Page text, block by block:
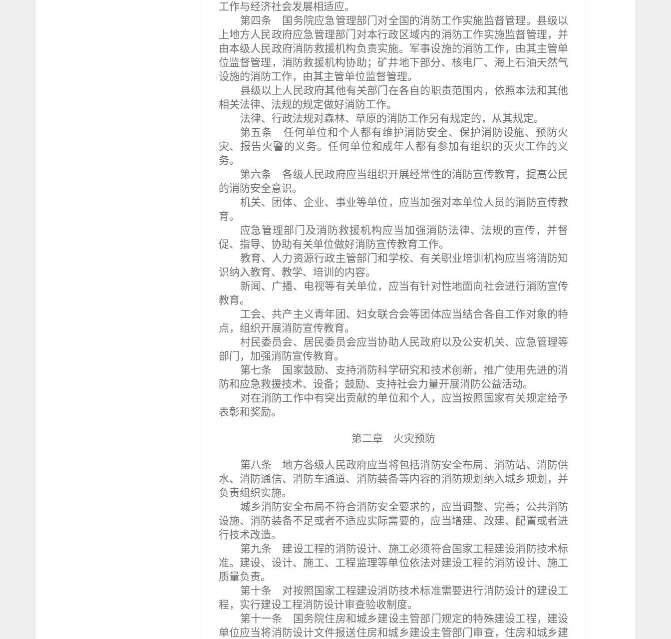
工作与经济社会发展相适应。
第四条 国务院应急管理部门对全国的消防工作实施监督管理。县级以
上地方人民政府应急管理部门对本行政区域内的消防工作实施监督管理，并
由本级人民政府消防救援机构负责实施。军事设施的消防工作，由其主管单
位监督管理，消防救援机构协助；矿井地下部分、核电厂、海上石油天然气
设施的消防工作，由其主管单位监督管理。
县级以上人民政府其他有关部门在各自的职责范围内，依照本法和其他
相关法律、法规的规定做好消防工作。
法律、行政法规对森林、草原的消防工作另有规定的，从其规定。
第五条 任何单位和个人都有维护消防安全、保护消防设施、预防火
灾、报告火警的义务。任何单位和成年人都有参加有组织的灭火工作的义
务。
第六条 各级人民政府应当组织开展经常性的消防宣传教育，提高公民
的消防安全意识。
机关、团体、企业、事业等单位，应当加强对本单位人员的消防宣传教
育。
应急管理部门及消防救援机构应当加强消防法律、法规的宣传，并督
促、指导、协助有关单位做好消防宣传教育工作。
教育、人力资源行政主管部门和学校、有关职业培训机构应当将消防知
识纳入教育、教学、培训的内容。
新闻、广播、电视等有关单位，应当有针对性地面向社会进行消防宣传
教育。
工会、共产主义青年团、妇女联合会等团体应当结合各自工作对象的特
点，组织开展消防宣传教育。
村民委员会、居民委员会应当协助人民政府以及公安机关、应急管理等
部门，加强消防宣传教育。
第七条 国家鼓励、支持消防科学研究和技术创新，推广使用先进的消
防和应急救援技术、设备；鼓励、支持社会力量开展消防公益活动。
对在消防工作中有突出贡献的单位和个人，应当按照国家有关规定给予
表彰和奖励。
第二章 火灾预防
第八条 地方各级人民政府应当将包括消防安全布局、消防站、消防供
水、消防通信、消防车通道、消防装备等内容的消防规划纳入城乡规划，并
负责组织实施。
城乡消防安全布局不符合消防安全要求的，应当调整、完善；公共消防
设施、消防装备不足或者不适应实际需要的，应当增建、改建、配置或者进
行技术改造。
第九条 建设工程的消防设计、施工必须符合国家工程建设消防技术标
准。建设、设计、施工、工程监理等单位依法对建设工程的消防设计、施工
质量负责。
第十条 对按照国家工程建设消防技术标准需要进行消防设计的建设工
程，实行建设工程消防设计审查验收制度。
第十一条 国务院住房和城乡建设主管部门规定的特殊建设工程，建设
单位应当将消防设计文件报送住房和城乡建设主管部门审查，住房和城乡建